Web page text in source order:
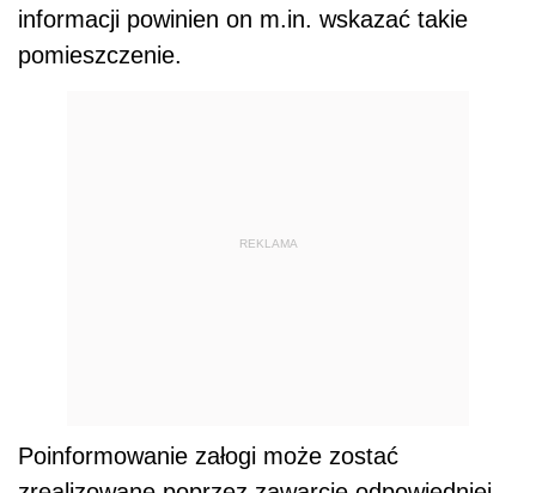
informacji powinien on m.in. wskazać takie
pomieszczenie.
REKLAMA
Poinformowanie załogi może zostać